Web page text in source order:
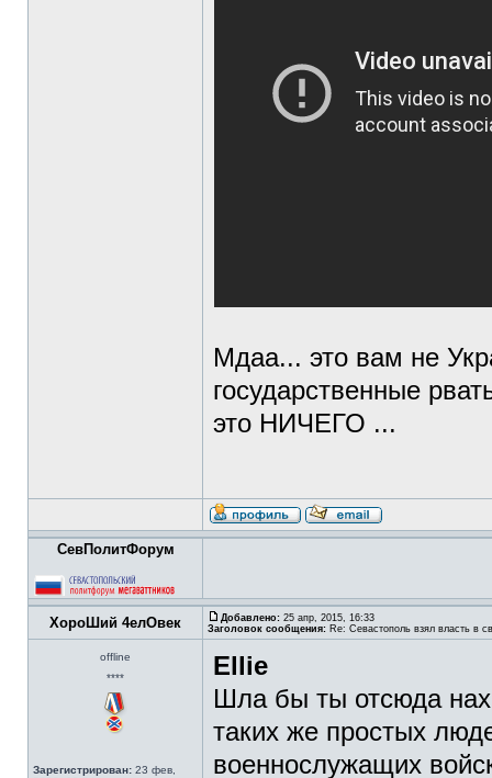
Мдаа... это вам не
государственные
это НИЧЕГО ...
СевПолитФорум
ХороШий 4елОвек Добавлено: 25 апр, 2015, 16:33
Заголовок сообщения: Re: Севастополь взял власть в
offline
****
Зарегистрирован: 23 фев,
Ellie
Шла бы ты отсюда нах
таких же простых
военнослужащих